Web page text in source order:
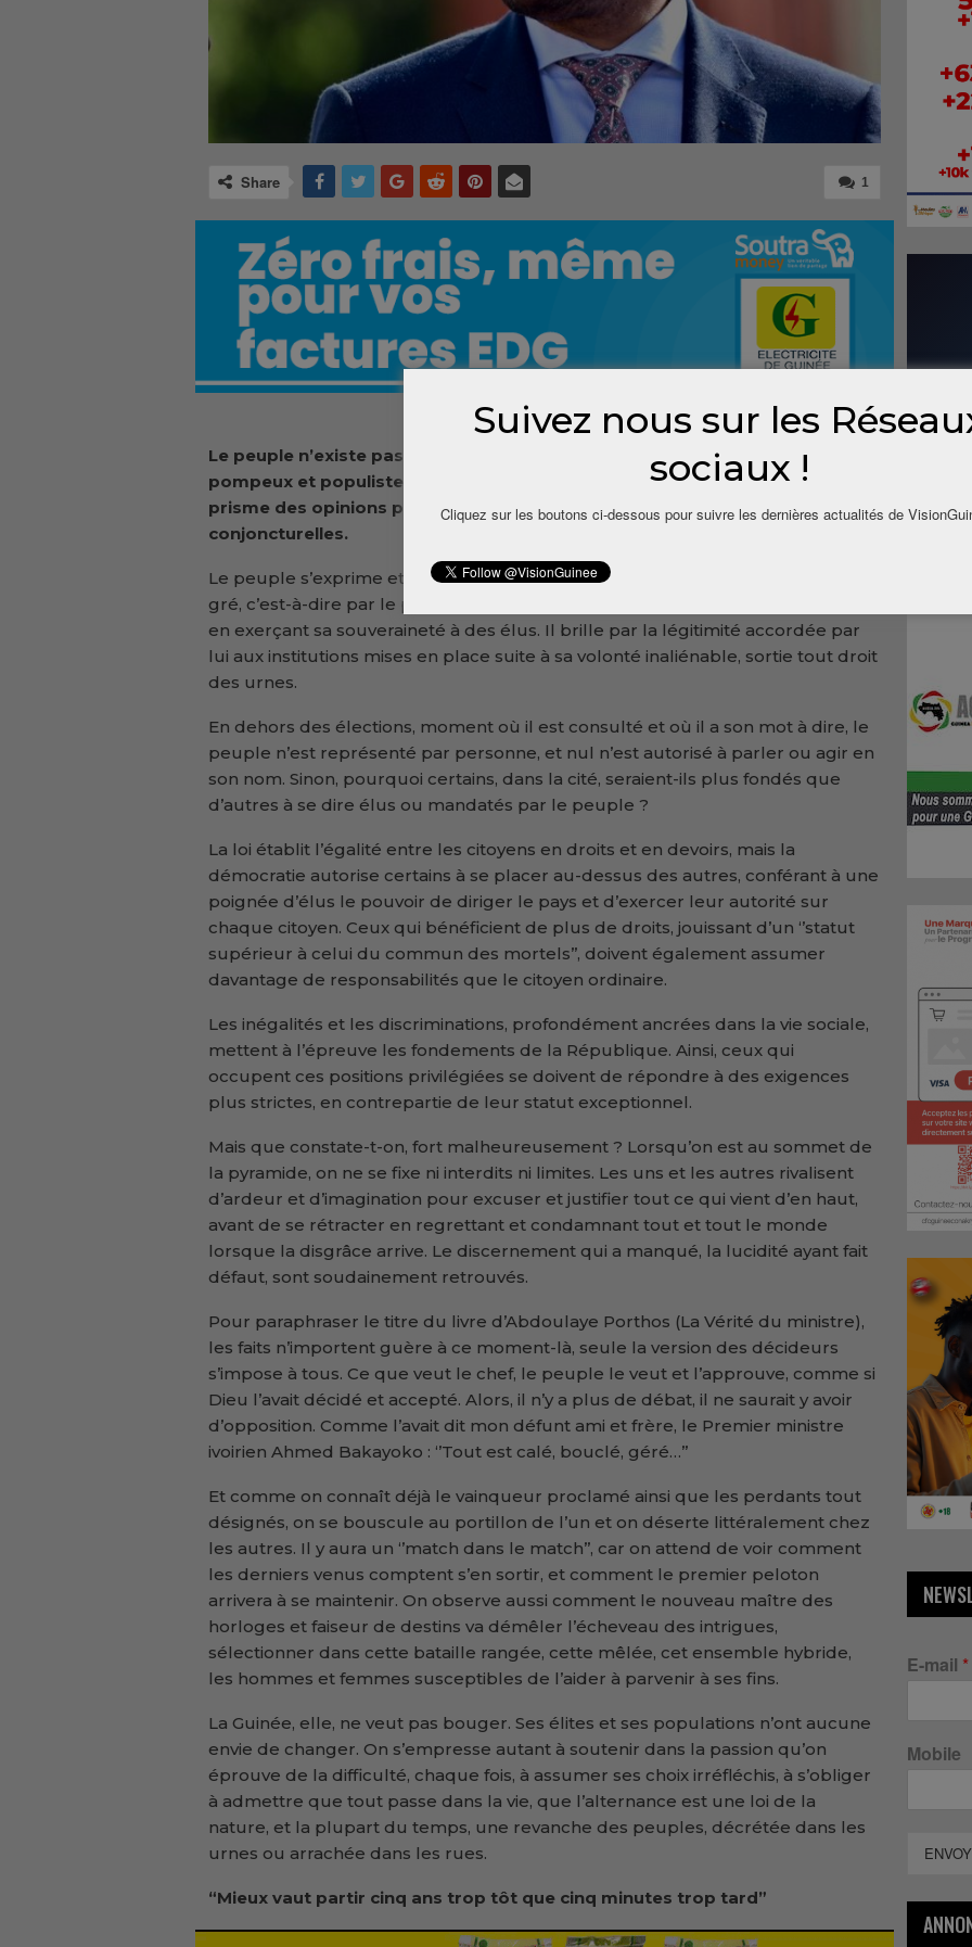
1
Share
Le peuple n’existe pas en tant que tel dans l’abstraction des discours
pompeux et populistes. Il ne saurait se reconnaître ni se fondre dans le
prisme des opinions partisanes et des prises de position opportunistes et
conjoncturelles.
Le peuple s’exprime et se prononce à travers le mandat qu’il donne de plein
gré, c’est-à-dire par le pouvoir qu’il confère, en toute liberté et indépendance,
en exerçant sa souveraineté à des élus. Il brille par la légitimité accordée par
lui aux institutions mises en place suite à sa volonté inaliénable, sortie tout droit
des urnes.
En dehors des élections, moment où il est consulté et où il a son mot à dire, le
peuple n’est représenté par personne, et nul n’est autorisé à parler ou agir en
son nom. Sinon, pourquoi certains, dans la cité, seraient-ils plus fondés que
d’autres à se dire élus ou mandatés par le peuple ?
La loi établit l’égalité entre les citoyens en droits et en devoirs, mais la
démocratie autorise certains à se placer au-dessus des autres, conférant à une
poignée d’élus le pouvoir de diriger le pays et d’exercer leur autorité sur
chaque citoyen. Ceux qui bénéficient de plus de droits, jouissant d’un ‘’statut
supérieur à celui du commun des mortels’’, doivent également assumer
davantage de responsabilités que le citoyen ordinaire.
Les inégalités et les discriminations, profondément ancrées dans la vie sociale,
mettent à l’épreuve les fondements de la République. Ainsi, ceux qui
occupent ces positions privilégiées se doivent de répondre à des exigences
plus strictes, en contrepartie de leur statut exceptionnel.
Mais que constate-t-on, fort malheureusement ? Lorsqu’on est au sommet de
la pyramide, on ne se fixe ni interdits ni limites. Les uns et les autres rivalisent
d’ardeur et d’imagination pour excuser et justifier tout ce qui vient d’en haut,
avant de se rétracter en regrettant et condamnant tout et tout le monde
lorsque la disgrâce arrive. Le discernement qui a manqué, la lucidité ayant fait
défaut, sont soudainement retrouvés.
Pour paraphraser le titre du livre d’Abdoulaye Porthos (La Vérité du ministre),
les faits n’importent guère à ce moment-là, seule la version des décideurs
s’impose à tous. Ce que veut le chef, le peuple le veut et l’approuve, comme si
Dieu l’avait décidé et accepté. Alors, il n’y a plus de débat, il ne saurait y avoir
d’opposition. Comme l’avait dit mon défunt ami et frère, le Premier ministre
ivoirien Ahmed Bakayoko : ‘’Tout est calé, bouclé, géré…’’
Et comme on connaît déjà le vainqueur proclamé ainsi que les perdants tout
désignés, on se bouscule au portillon de l’un et on déserte littéralement chez
les autres. Il y aura un ‘’match dans le match’’, car on attend de voir comment
les derniers venus comptent s’en sortir, et comment le premier peloton
arrivera à se maintenir. On observe aussi comment le nouveau maître des
horloges et faiseur de destins va démêler l’écheveau des intrigues,
sélectionner dans cette bataille rangée, cette mêlée, cet ensemble hybride,
les hommes et femmes susceptibles de l’aider à parvenir à ses fins.
La Guinée, elle, ne veut pas bouger. Ses élites et ses populations n’ont aucune
envie de changer. On s’empresse autant à soutenir dans la passion qu’on
éprouve de la difficulté, chaque fois, à assumer ses choix irréfléchis, à s’obliger
à admettre que tout passe dans la vie, que l’alternance est une loi de la
nature, et la plupart du temps, une revanche des peuples, décrétée dans les
urnes ou arrachée dans les rues.
“Mieux vaut partir cinq ans trop tôt que cinq minutes trop tard”
E-mail *
Mobile
Suivez nous sur les
sociaux !
Cliquez sur les boutons ci-dessous pour suivre les dernières actualités de